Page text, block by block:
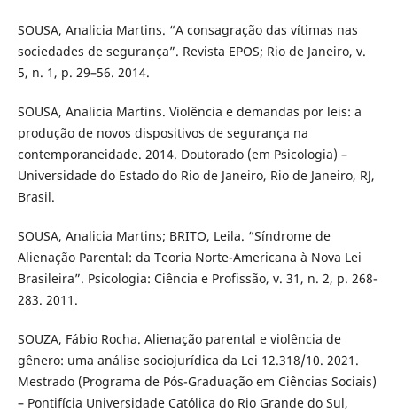
SOUSA, Analicia Martins. “A consagração das vítimas nas
sociedades de segurança”. Revista EPOS; Rio de Janeiro, v.
5, n. 1, p. 29–56. 2014.
SOUSA, Analicia Martins. Violência e demandas por leis: a
produção de novos dispositivos de segurança na
contemporaneidade. 2014. Doutorado (em Psicologia) –
Universidade do Estado do Rio de Janeiro, Rio de Janeiro, RJ,
Brasil.
SOUSA, Analicia Martins; BRITO, Leila. “Síndrome de
Alienação Parental: da Teoria Norte-Americana à Nova Lei
Brasileira”. Psicologia: Ciência e Profissão, v. 31, n. 2, p. 268-
283. 2011.
SOUZA, Fábio Rocha. Alienação parental e violência de
gênero: uma análise sociojurídica da Lei 12.318/10. 2021.
Mestrado (Programa de Pós-Graduação em Ciências Sociais)
– Pontifícia Universidade Católica do Rio Grande do Sul,